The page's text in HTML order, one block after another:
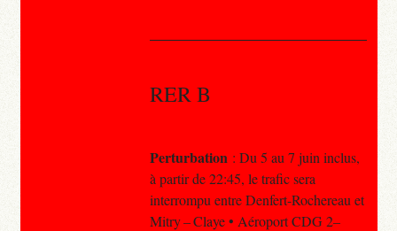
RER B
Perturbation : Du 5 au 7 juin inclus,
à partir de 22:45, le trafic sera
interrompu entre Denfert-Rochereau et
Mitry – Claye • Aéroport CDG 2–